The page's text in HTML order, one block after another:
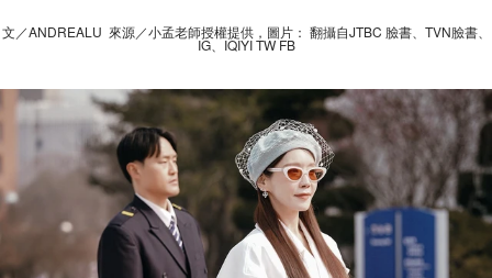
文／ANDREALU 來源／小孟老師授權提供，圖片： 翻攝自JTBC 臉書、TVN臉書、
IG、IQIYI TW FB